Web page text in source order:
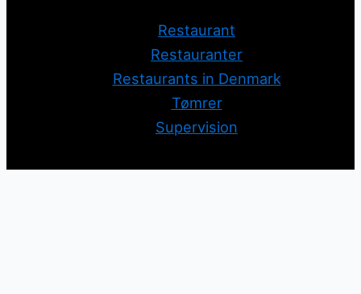
Restaurant
Restauranter
Restaurants in Denmark
Tømrer
Supervision